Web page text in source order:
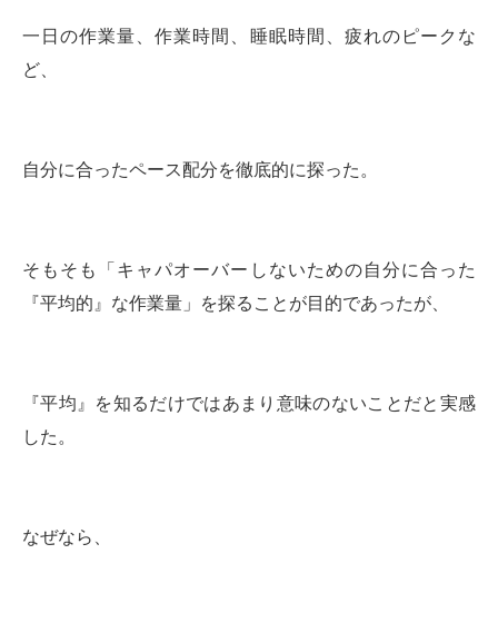
一日の作業量、作業時間、睡眠時間、疲れのピークな
ど、
自分に合ったペース配分を徹底的に探った。
そもそも「キャパオーバーしないための自分に合った
『平均的』な作業量」を探ることが目的であったが、
『平均』を知るだけではあまり意味のないことだと実感
した。
なぜなら、